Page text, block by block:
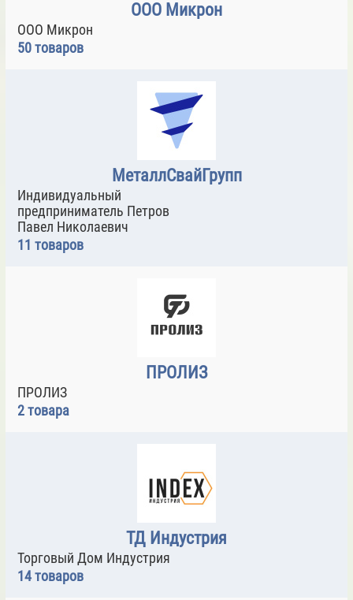
ООО Микрон
ООО Микрон
50 товаров
МеталлСвайГрупп
Индивидуальный
предприниматель Петров
Павел Николаевич
11 товаров
ПРОЛИЗ
ПРОЛИЗ
2 товара
ТД Индустрия
Торговый Дом Индустрия
14 товаров